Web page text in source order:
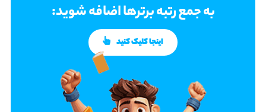
به جمع رتبه برترها اضافه شوید:
اینجا کلیک کنید